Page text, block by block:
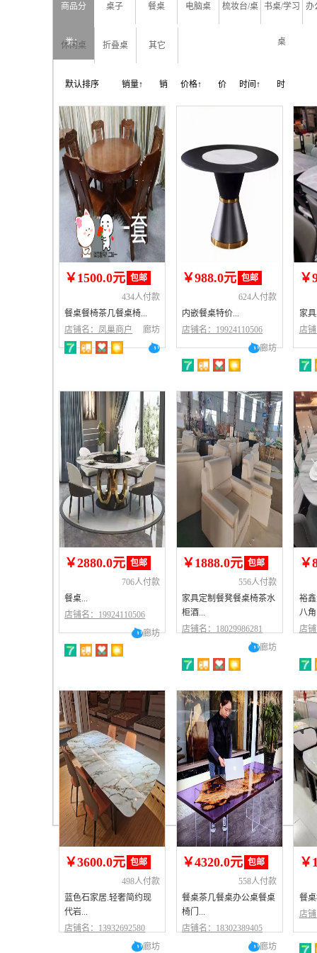
商品分
类：
桌子 餐桌 电脑桌 梳妆台/桌 书桌/学习
桌
办
休闲桌 折叠桌 其它
默认排序 销量↑ 销
量↓
价格↑ 价 时间↑ 时
￥1500.0元 包邮
434人付款
餐桌餐椅茶几餐桌椅...
店铺名：凤巢商户
廊坊
￥988.0元 包邮
624人付款
内嵌餐桌特价...
店铺名：19924110506
廊坊
￥
家
店铺
￥2880.0元 包邮
706人付款
餐桌...
店铺名：19924110506
廊坊
￥1888.0元 包邮
556人付款
家具定制餐凳餐桌椅茶水
柜酒...
店铺名：18029986281
廊坊
￥
裕
八
店铺
￥3600.0元 包邮
498人付款
蓝色石家居.轻奢简约现
代岩...
店铺名：13932692580
廊坊
￥4320.0元 包邮
558人付款
餐桌茶几餐桌办公桌餐桌
椅门...
店铺名：18302389405
廊坊
￥
餐
店铺